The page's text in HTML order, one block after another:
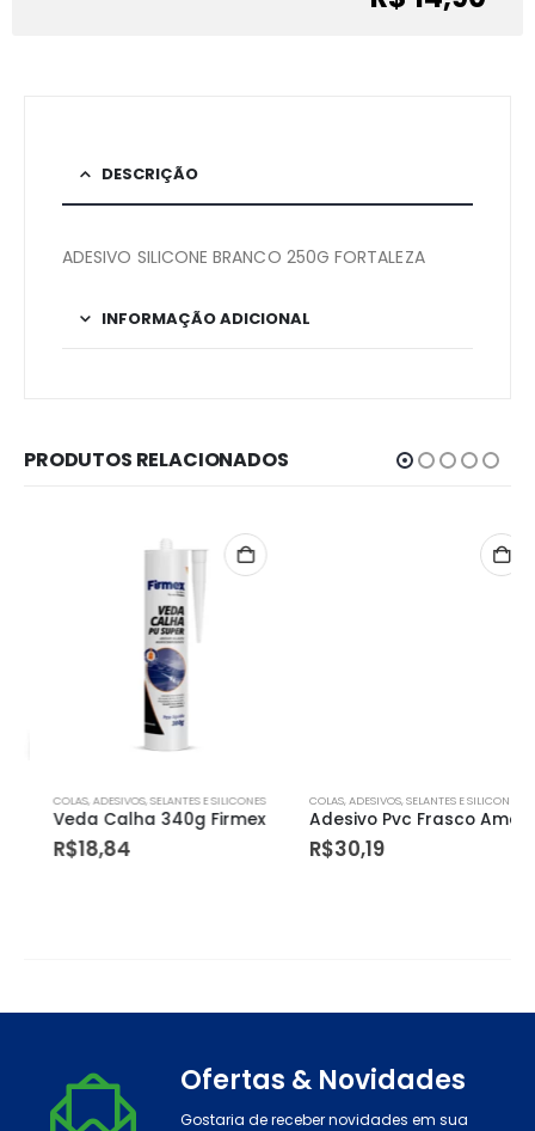
DESCRIÇÃO
ADESIVO SILICONE BRANCO 250G FORTALEZA
INFORMAÇÃO ADICIONAL
PRODUTOS RELACIONADOS
COLAS, ADESIVOS, SELANTES E SILICONES
Veda Calha 340g Firmex
18,84
COLAS, ADESIVOS, SELANTES E SILICONES
Adesivo Pvc Frasco Amanco 175g Azul
30,19
Ofertas & Novidades
Gostaria de receber novidades em sua